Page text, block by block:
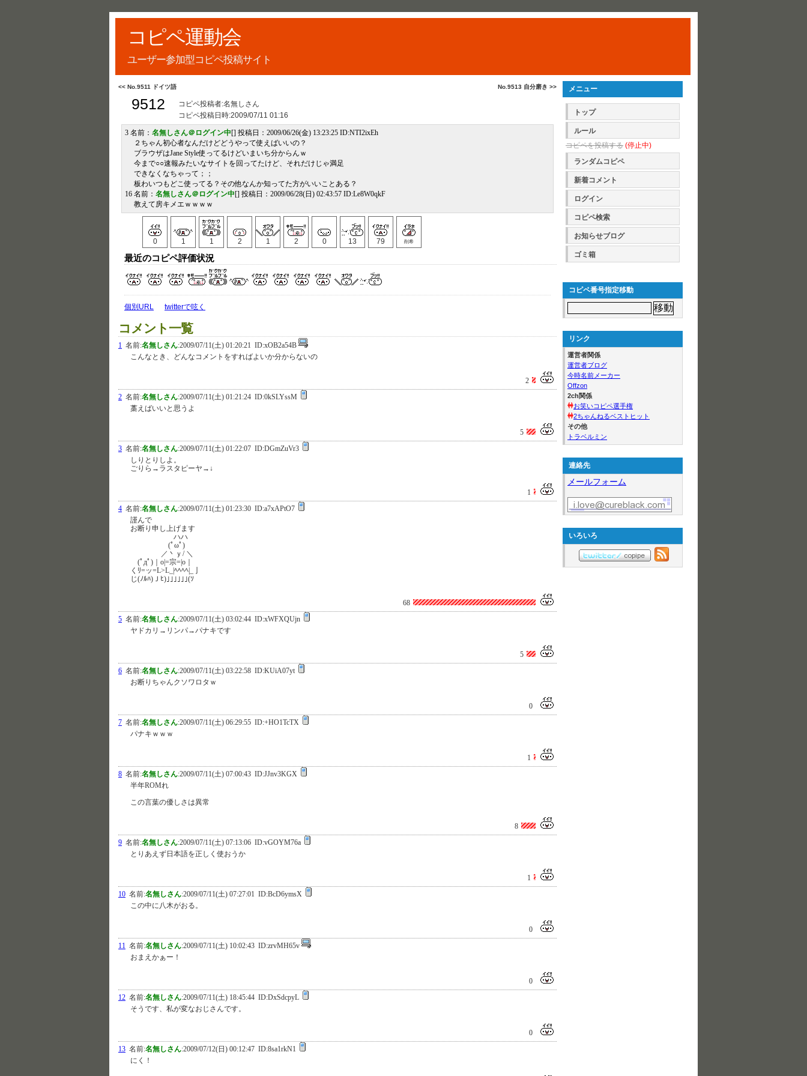
コピペ運動会
ユーザー参加型コピペ投稿サイト
No.9513 自分磨き >>
<< No.9511 ドイツ語
9512
コピペ投稿者:名無しさん
コピペ投稿日時:2009/07/11 01:16
3 名前： 名無しさん＠ログイン中[] 投稿日：2009/06/26(金) 13:23:25 ID:NTI2ixEh
２ちゃん初心者なんだけどどうやって使えばいいの？
ブラウザはJane Style使ってるけどいまいち分からんｗ
今まで○○速報みたいなサイトを回ってたけど、それだけじゃ満足
できなくなちゃって；；
板わいつもどこ使ってる？その他なんか知ってた方がいいことある？
16 名前： 名無しさん＠ログイン中[] 投稿日：2009/06/28(日) 02:43:57 ID:Le8W0qkF
教えて房キメエｗｗｗｗ
0 1 1 2 1 2 0 13 79 削希
最近のコピペ評価状況
個別URL twitterで呟く
コメント一覧
1 名前:名無しさん:2009/07/11(土) 01:20:21 ID:xOB2a54B
こんなとき、どんなコメントをすればよいか分からないの
2
2 名前:名無しさん:2009/07/11(土) 01:21:24 ID:0kSLYssM
藁えばいいと思うよ
5
3 名前:名無しさん:2009/07/11(土) 01:22:07 ID:DGmZuVr3
しりとりしよ。
ごりら→ラスタピーヤ→↓
1
4 名前:名無しさん:2009/07/11(土) 01:23:30 ID:a7xAPtO7
謹んで
お断り申し上げます
ハハ
(ﾟωﾟ)
／丶ｙ/ ＼
(ﾟдﾟ)｜o|=宗=|o｜
くﾘ=ッ=L>L_|ﾍﾍﾍﾍ|_亅
じ(ﾉﾙﾊ)Ｊﾋ)｣｣｣｣｣｣(ｿ
68
5 名前:名無しさん:2009/07/11(土) 03:02:44 ID:xWFXQUjn
ヤドカリ→リンパ→パナキです
5
6 名前:名無しさん:2009/07/11(土) 03:22:58 ID:KUiA07yt
お断りちゃんクソワロタｗ
0
7 名前:名無しさん:2009/07/11(土) 06:29:55 ID:+HO1TcTX
パナキｗｗｗ
1
8 名前:名無しさん:2009/07/11(土) 07:00:43 ID:JJnv3KGX
半年ROMれ
この言葉の優しさは異常
8
9 名前:名無しさん:2009/07/11(土) 07:13:06 ID:vGOYM76a
とりあえず日本語を正しく使おうか
1
10 名前:名無しさん:2009/07/11(土) 07:27:01 ID:BcD6ymsX
この中に八木がおる。
0
11 名前:名無しさん:2009/07/11(土) 10:02:43 ID:zrvMH65v
おまえかぁー！
0
12 名前:名無しさん:2009/07/11(土) 18:45:44 ID:DxSdcpyL
そうです、私が変なおじさんです。
0
13 名前:名無しさん:2009/07/12(日) 00:12:47 ID:8sa1rkN1
にく！
メニュー
トップ
ルール
コピペを投稿する (停止中)
ランダムコピペ
新着コメント
ログイン
コピペ検索
お知らせブログ
ゴミ箱
コピペ番号指定移動
リンク
運営者関係
運営者ブログ
今時名前メーカー
Offzon
2ch関係
お笑いコピペ選手権
2ちゃんねるベストヒット
その他
トラベルミン
連絡先
メールフォーム
いろいろ